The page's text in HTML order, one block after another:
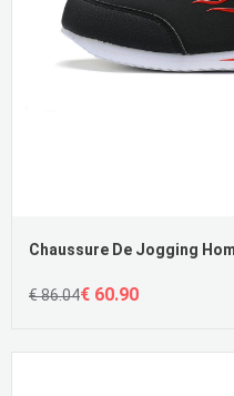
€ 86.04€ 60.90